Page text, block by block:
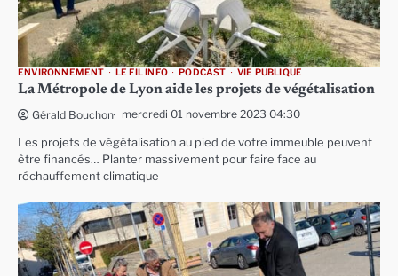
ENVIRONNEMENT LE FIL INFO PODCAST VIE PUBLIQUE
La Métropole de Lyon aide les projets de végétalisation
Gérald Bouchon mercredi 01 novembre 2023 04:30
Les projets de végétalisation au pied de votre immeuble peuvent
être financés… Planter massivement pour faire face au
réchauffement climatique